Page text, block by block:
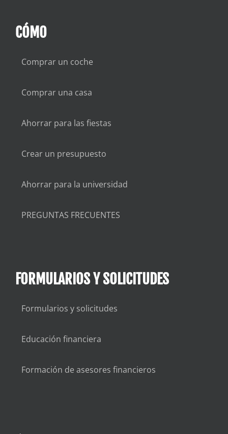
CÓMO
Comprar un coche
Comprar una casa
Ahorrar para las fiestas
Crear un presupuesto
Ahorrar para la universidad
PREGUNTAS FRECUENTES
FORMULARIOS Y SOLICITUDES
Formularios y solicitudes
Educación financiera
Formación de asesores financieros